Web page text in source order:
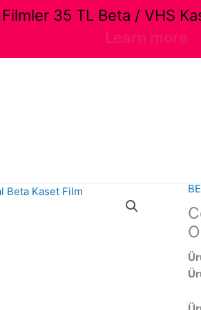
35 TL Beta / VHS
Learn more